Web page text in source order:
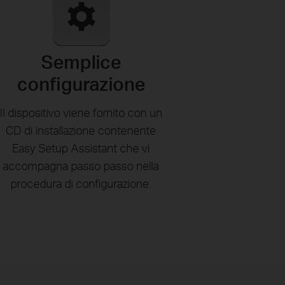
Semplice
configurazione
Il dispositivo viene fornito con un
CD di installazione contenente
Easy Setup Assistant che vi
accompagna passo passo nella
procedura di configurazione.